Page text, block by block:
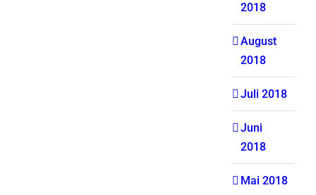
2018
August
2018
Juli 2018
Juni
2018
Mai 2018